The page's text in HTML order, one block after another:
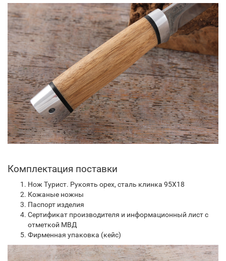
Комплектация поставки
Нож Турист. Рукоять орех, сталь клинка 95Х18
Кожаные ножны
Паспорт изделия
Сертификат производителя и информационный лист с
отметкой МВД
Фирменная упаковка (кейс)